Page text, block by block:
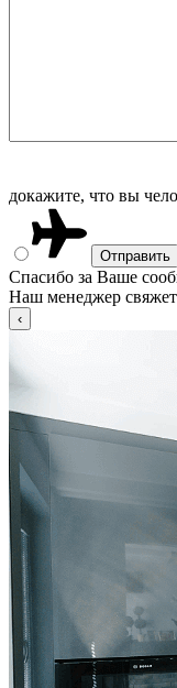
докажите, что вы
Спасибо за Ваше
Наш менеджер